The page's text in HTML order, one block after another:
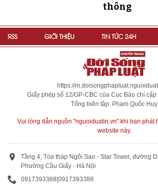
thông
RSS GIỚI THIỆU TIN TỨC 24H
https://
Giấy phép số 12/GP-CBC của Cục Báo chí
Tổng biên tập: Phạm Quốc Huy
Vui lòng dẫn nguồn "nguoiduatin.vn" khi bạn phát
website này.
Tầng 4, Tòa tháp Ngôi Sao - Star Tower, đường
Phường Cầu Giấy - Hà Nội
0917393388|0917393388